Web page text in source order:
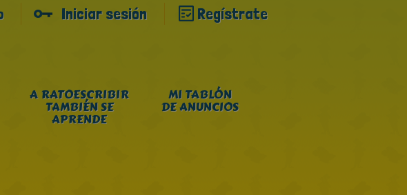
Iniciar sesión Regístrate
A RATOESCRIBIR
TAMBIÉN SE
APRENDE
MI TABLÓN
DE ANUNCIOS